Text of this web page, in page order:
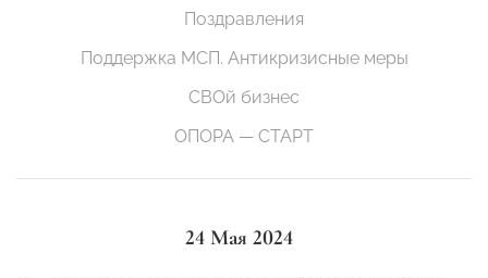
Поздравления
Поддержка МСП. Антикризисные меры
СВОй бизнес
ОПОРА — СТАРТ
24 Мая 2024